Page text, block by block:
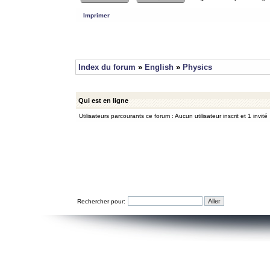
Imprimer
Index du forum » English » Physics
Qui est en ligne
Utilisateurs parcourants ce forum : Aucun utilisateur inscrit et 1 invité
Rechercher pour: